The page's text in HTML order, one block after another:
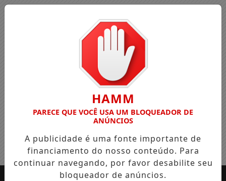
HAMM
PARECE QUE VOCÊ USA UM BLOQUEADOR DE
ANÚNCIOS
A publicidade é uma fonte importante de
financiamento do nosso conteúdo. Para
continuar navegando, por favor desabilite seu
bloqueador de anúncios.